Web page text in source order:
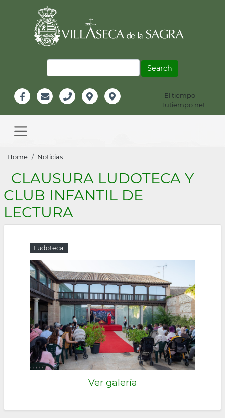
Información
Header
El tiempo -
Tutiempo.net
navigation
Breadcrumb
Home Noticias
CLAUSURA LUDOTECA Y
CLUB INFANTIL DE
LECTURA
Ludoteca
Ver galería